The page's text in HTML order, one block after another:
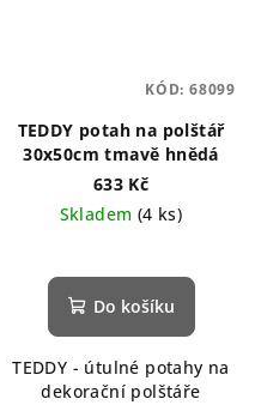
TEDDY potah na polštář
30x50cm tmavě hnědá
633 Kč
Skladem (4 ks)
Do košíku
TEDDY - útulné potahy na
dekorační polštáře
KÓD: 68099